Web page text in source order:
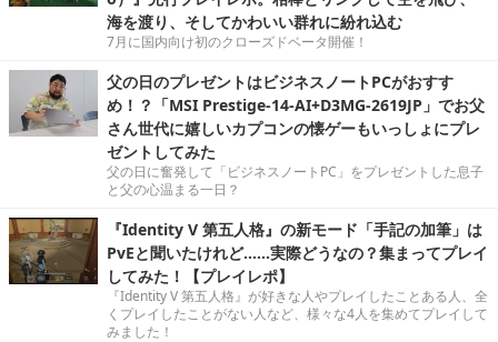
海を渡り、そしてかわいい群れに紛れ込む
7月に国内向け初のクローズドベータ開催！
父の日のプレゼントはビジネスノートPCがおすす
め！？「MSI Prestige-14-AI+D3MG-2619JP」でお父
さん世代に嬉しいカプコンの懐ゲーもいっしょにプレ
ゼントしてみた
父の日に奮発して「ビジネスノートPC」をプレゼントした息子
と父の心温まる一日？
『Identity V 第五人格』の新モード「手記の加筆」は
PvEと聞いたけれど……実際どうなの？集まってプレイ
してみた！【プレイレポ】
『Identity V 第五人格』が好きな人やプレイしたことある人、全
くプレイしたことがない人など、様々な4人を集めてプレイして
みました！